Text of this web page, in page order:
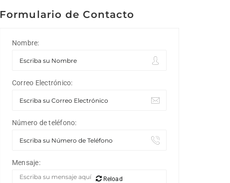
Formulario de Contacto
Nombre:
Correo Electrónico:
Número de teléfono:
Mensaje:
Reload